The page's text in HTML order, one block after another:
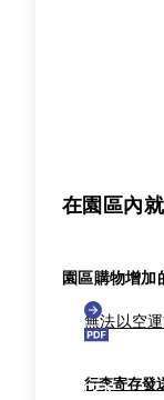
在園區內
園區購物增加
無法以空
行李寄存發